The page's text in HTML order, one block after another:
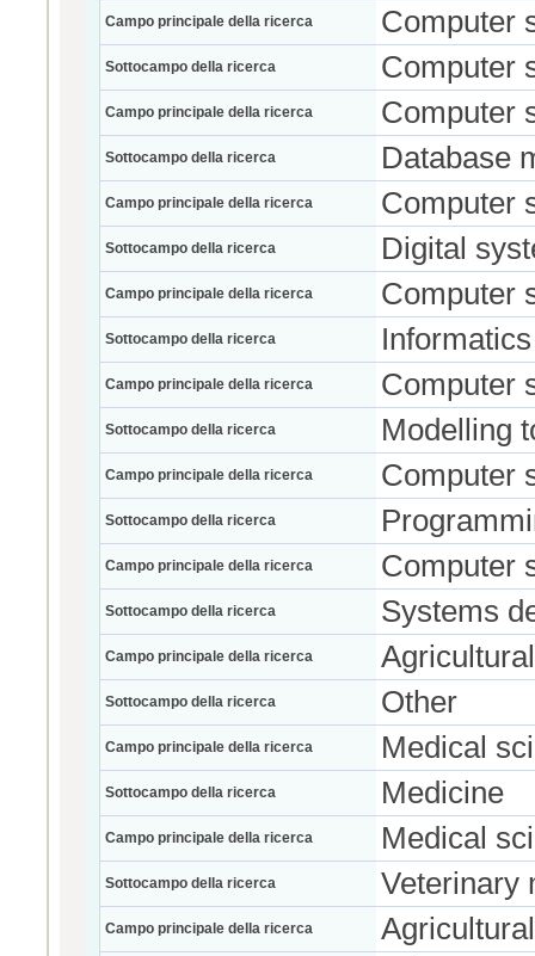
Campo principale della ricerca Computer
Sottocampo della ricerca Computer
Campo principale della ricerca Computer
Sottocampo della ricerca Database
Campo principale della ricerca Computer
Sottocampo della ricerca Digital
Campo principale della ricerca Computer
Sottocampo della ricerca Informatics
Campo principale della ricerca Computer
Sottocampo della ricerca Modelling
Campo principale della ricerca Computer
Sottocampo della ricerca
Campo principale della ricerca Computer
Sottocampo della ricerca Systems
Campo principale della ricerca
Sottocampo della ricerca Other
Campo principale della ricerca Medical
Sottocampo della ricerca Medicine
Campo principale della ricerca Medical
Sottocampo della ricerca Veterinary
Campo principale della ricerca